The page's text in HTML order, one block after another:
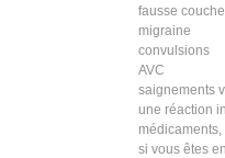
fausse
migraine
convulsions
AVC
saignements
une réaction
si vous êtes